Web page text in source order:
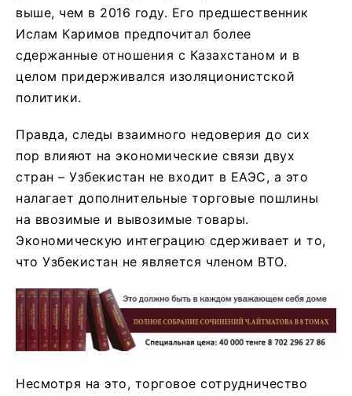
выше, чем в 2016 году. Его предшественник
Ислам Каримов предпочитал более
сдержанные отношения с Казахстаном и в
целом придерживался изоляционистской
политики.
Правда, следы взаимного недоверия до сих
пор влияют на экономические связи двух
стран – Узбекистан не входит в ЕАЭС, а это
налагает дополнительные торговые пошлины
на ввозимые и вывозимые товары.
Экономическую интеграцию сдерживает и то,
что Узбекистан не является членом ВТО.
Несмотря на это, торговое сотрудничество